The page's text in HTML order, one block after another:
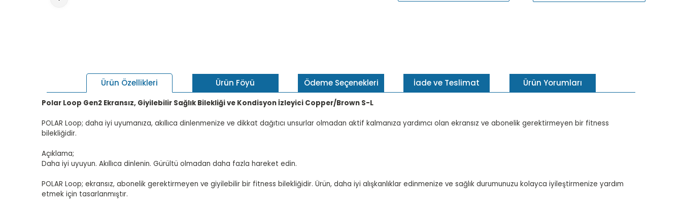
Ürün Özellikleri Ürün Föyü Ödeme Seçenekleri İade ve Teslimat Ürün Yorumları
Polar Loop Gen2 Ekransız, Giyilebilir Sağlık Bilekliği ve Kondisyon İzleyici Copper/Brown S-L
POLAR Loop; daha iyi uyumanıza, akıllıca dinlenmenize ve dikkat dağıtıcı unsurlar olmadan aktif kalmanıza yardımcı olan ekransız ve abonelik gerektirmeyen bir fitness
bilekliğidir.
Açıklama;
Daha iyi uyuyun. Akıllıca dinlenin. Gürültü olmadan daha fazla hareket edin.
POLAR Loop; ekransız, abonelik gerektirmeyen ve giyilebilir bir fitness bilekliğidir. Ürün, daha iyi alışkanlıklar edinmenize ve sağlık durumunuzu kolayca iyileştirmenize yardım
etmek için tasarlanmıştır.